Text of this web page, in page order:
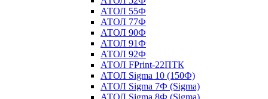
АТОЛ 55Ф
АТОЛ 77Ф
АТОЛ 90Ф
АТОЛ 91Ф
АТОЛ 92Ф
АТОЛ FPrint-22ПТК
АТОЛ Sigma 10 (150Ф)
АТОЛ Sigma 7Ф (Sigma)
АТОЛ Sigma 8Ф (Sigma)